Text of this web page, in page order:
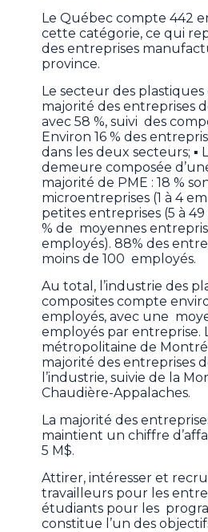
Le Québec compte 442
cette catégorie, ce qui
des entreprises
province.
Le secteur des
majorité des entreprises
avec 58 %, suivi des
Environ 16 % des
dans les deux secteurs; ▪
demeure composée
majorité de PME : 18 %
microentreprises (1 à 4
petites entreprises (5 à
% de moyennes
employés). 88% des
moins de 100 employés.
Au total, l’industrie des
composites compte
employés, avec une
employés par entreprise.
métropolitaine de
majorité des entreprises
l’industrie, suivie de la
Chaudière-Appalaches.
La majorité des
maintient un chiffre
5 M$.
Attirer, intéresser et
travailleurs pour les
étudiants pour les
constitue l’un des